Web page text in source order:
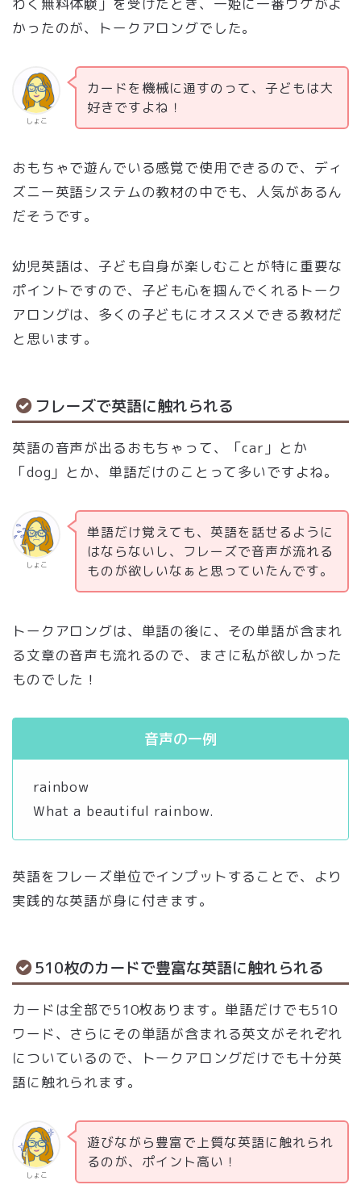
わく無料体験」を受けたとき、一姫に一番ウケがよ
かったのが、トークアロングでした。
しょこ
カードを機械に通すのって、子どもは大
好きですよね！
おもちゃで遊んでいる感覚で使用できるので、ディ
ズニー英語システムの教材の中でも、人気があるん
だそうです。
幼児英語は、子ども自身が楽しむことが特に重要な
ポイントですので、子ども心を掴んでくれるトーク
アロングは、多くの子どもにオススメできる教材だ
と思います。
フレーズで英語に触れられる
英語の音声が出るおもちゃって、「car」とか
「dog」とか、単語だけのことって多いですよね。
しょこ
単語だけ覚えても、英語を話せるように
はならないし、フレーズで音声が流れる
ものが欲しいなぁと思っていたんです。
トークアロングは、単語の後に、その単語が含まれ
る文章の音声も流れるので、まさに私が欲しかった
ものでした！
音声の一例
rainbow
What a beautiful rainbow.
英語をフレーズ単位でインプットすることで、より
実践的な英語が身に付きます。
510枚のカードで豊富な英語に触れられる
カードは全部で510枚あります。単語だけでも510
ワード、さらにその単語が含まれる英文がそれぞれ
についているので、トークアロングだけでも十分英
語に触れられます。
しょこ
遊びながら豊富で上質な英語に触れられ
るのが、ポイント高い！